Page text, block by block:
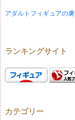
アダルトフィギュアの虜
ランキングサイト
カテゴリー